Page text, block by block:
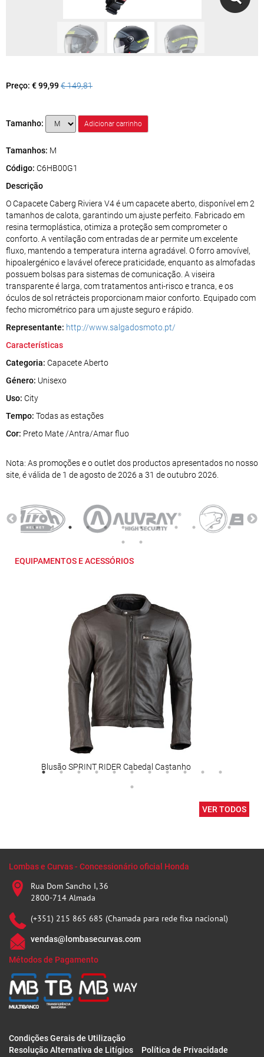
Preço: € 99,99€ 149,81
Tamanho:
Tamanhos: M
Código: C6HB00G1
Descrição
O Capacete Caberg Riviera V4 é um capacete aberto, disponível em 2
tamanhos de calota, garantindo um ajuste perfeito. Fabricado em
resina termoplástica, otimiza a proteção sem comprometer o
conforto. A ventilação com entradas de ar permite um excelente
fluxo, mantendo a temperatura interna agradável. O forro amovível,
hipoalergénico e lavável oferece praticidade, enquanto as almofadas
possuem bolsas para sistemas de comunicação. A viseira
transparente é larga, com tratamentos anti-risco e tranca, e os
óculos de sol retrácteis proporcionam maior conforto. Equipado com
fecho micrométrico para um ajuste seguro e rápido.
Representante: http://www.salgadosmoto.pt/
Características
Categoria: Capacete Aberto
Género: Unisexo
Uso: City
Tempo: Todas as estações
Cor: Preto Mate /Antra/Amar fluo
Nota: As promoções e o outlet dos productos apresentados no nosso
site, é válida de 1 de agosto de 2026 a 31 de outubro 2026.
EQUIPAMENTOS E ACESSÓRIOS
Blusão SPRINT RIDER Cabedal Castanho
VER TODOS
Lombas e Curvas - Concessionário oficial Honda
Rua Dom Sancho I, 36
2800-714 Almada
(+351) 215 865 685 (Chamada para rede fixa nacional)
vendas@lombasecurvas.com
Métodos de Pagamento
Condições Gerais de Utilização
Resolução Alternativa de Litígios
Política de Privacidade